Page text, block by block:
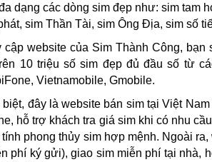
dạng các dòng sim đẹp như: sim tam
sim Thần Tài, sim Ông Địa, sim số
cập website của Sim Thành Công,
10 triệu số sim đẹp đủ đầu số từ
Vietnamobile, Gmobile.
đây là website bán sim tại Việt
hỗ trợ khách tra giá sim khi có nhu
phong thủy sim hợp mệnh. Ngoài
phí ký gửi), giao sim miễn phí tại nhà,